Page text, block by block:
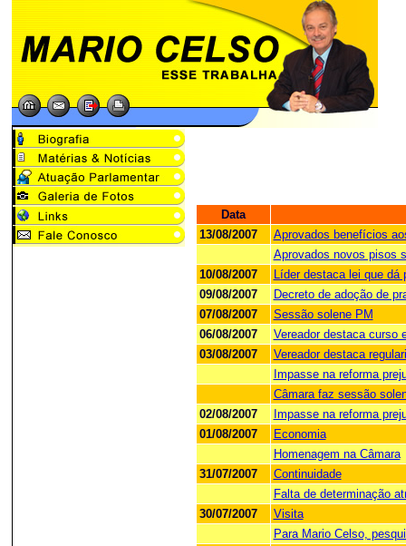
Data
13/08/2007
Aprovados benefícios
Aprovados novos pisos
10/08/2007
Líder destaca lei que dá
09/08/2007
Decreto de adoção de
07/08/2007
Sessão solene PM
06/08/2007
Vereador destaca curso
03/08/2007
Vereador destaca
Impasse na reforma
Câmara faz sessão
02/08/2007
Impasse na reforma
01/08/2007
Economia
Homenagem na Câmara
31/07/2007
Continuidade
Falta de determinação
30/07/2007
Visita
Para Mario Celso,